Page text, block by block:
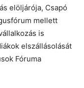
elöljárója, Csapó
mellett
is
elszállásolását
Fóruma